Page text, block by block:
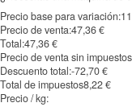
Precio base para variación:
Precio de venta:47,36 €
Total:47,36 €
Precio de venta sin
Descuento total:-72,70 €
Total de impuestos8,22 €
Precio / kg: